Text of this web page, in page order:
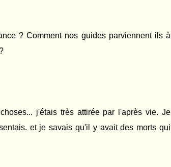
? Comment nos guides parviennent ils à
j'étais très attirée par l'après vie. Je
et je savais qu'il y avait des morts qui